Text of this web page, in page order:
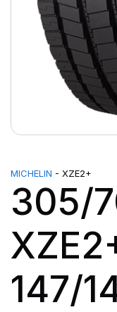
MICHELIN - XZE2+
305/
147/